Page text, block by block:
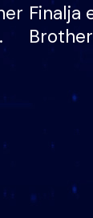
Finalja
dhe
të